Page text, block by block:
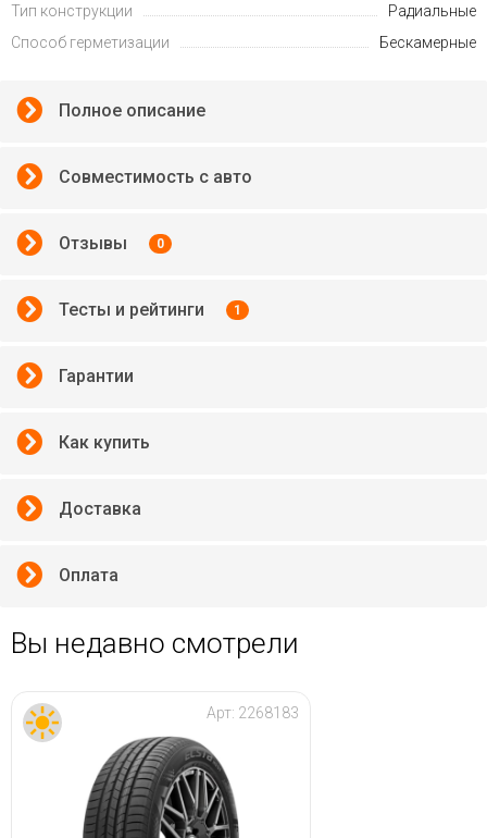
Тип конструкции
Радиальные
Способ герметизации
Бескамерные
Полное описание
Совместимость с авто
Отзывы 0
Тесты и рейтинги 1
Гарантии
Как купить
Доставка
Оплата
Вы недавно смотрели
Арт: 2268183